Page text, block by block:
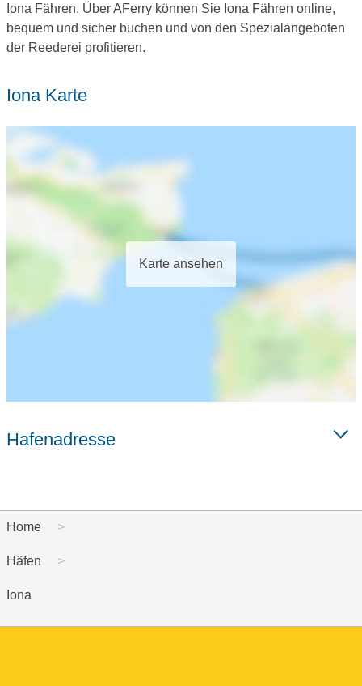
Iona Fähren. Über AFerry können Sie Iona Fähren online,
bequem und sicher buchen und von den Spezialangeboten
der Reederei profitieren.
Iona Karte
Karte ansehen
Hafenadresse
Home
Häfen
Iona